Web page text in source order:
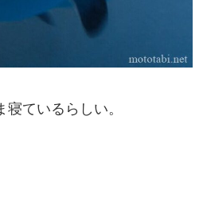
ているらしい。